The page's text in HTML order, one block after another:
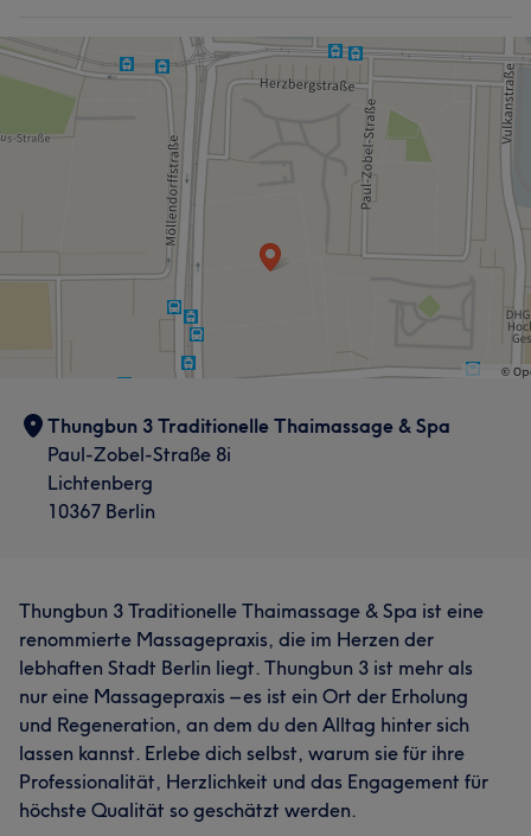
Thungbun 3 Traditionelle Thaimassage & Spa
Paul-Zobel-Straße 8i
Lichtenberg
10367 Berlin
Thungbun 3 Traditionelle Thaimassage & Spa ist eine
renommierte Massagepraxis, die im Herzen der
lebhaften Stadt Berlin liegt. Thungbun 3 ist mehr als
nur eine Massagepraxis – es ist ein Ort der Erholung
und Regeneration, an dem du den Alltag hinter sich
lassen kannst. Erlebe dich selbst, warum sie für ihre
Professionalität, Herzlichkeit und das Engagement für
höchste Qualität so geschätzt werden.